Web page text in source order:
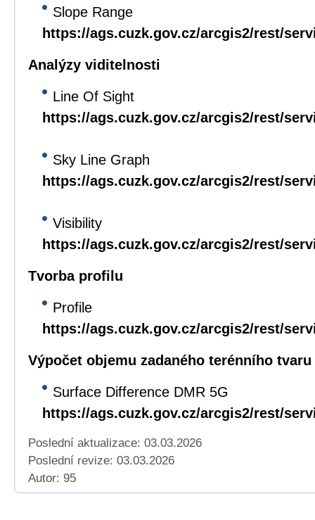
Slope Range
https://ags.cuzk.gov.cz/arcgis2/rest/
Analýzy viditelnosti
Line Of Sight
https://ags.cuzk.gov.cz/arcgis2/rest/
Sky Line Graph
https://ags.cuzk.gov.cz/arcgis2/rest/
Visibility
https://ags.cuzk.gov.cz/arcgis2/rest/
Tvorba profilu
Profile
https://ags.cuzk.gov.cz/arcgis2/rest/
Výpočet objemu zadaného terénního tvaru
Surface Difference DMR 5G
https://ags.cuzk.gov.cz/arcgis2/rest/
Poslední aktualizace: 03.03.2026
Poslední revize: 03.03.2026
Autor: 95